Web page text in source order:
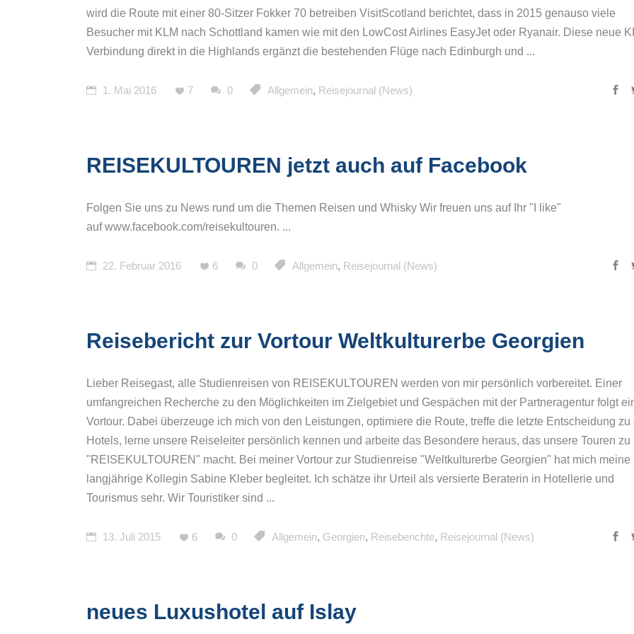
wird die Route mit einer 80-Sitzer Fokker 70 betreiben VisitScotland berichtet, dass in 2015 genauso viele
Besucher mit KLM nach Schottland kamen wie mit den LowCost Airlines EasyJet oder Ryanair. Diese neue
Verbindung direkt in die Highlands ergänzt die bestehenden Flüge nach Edinburgh und
1. Mai 2016 7 0 Allgemein, Reisejournal (News)
REISEKULTOUREN jetzt auch auf Facebook
Folgen Sie uns zu News rund um die Themen Reisen und Whisky Wir freuen uns auf Ihr "I like"
auf www.facebook.com/reisekultouren.
22. Februar 2016 6 0 Allgemein, Reisejournal (News)
Reisebericht zur Vortour Weltkulturerbe Georgien
Lieber Reisegast, alle Studienreisen von REISEKULTOUREN werden von mir persönlich vorbereitet. Einer
umfangreichen Recherche zu den Möglichkeiten im Zielgebiet und Gespächen mit der Partneragentur folgt
Vortour. Dabei überzeuge ich mich von den Leistungen, optimiere die Route, treffe die letzte Entscheidung zu
Hotels, lerne unsere Reiseleiter persönlich kennen und arbeite das Besondere heraus, das unsere Touren zu
"REISEKULTOUREN" macht. Bei meiner Vortour zur Studienreise "Weltkulturerbe Georgien" hat mich meine
langjährige Kollegin Sabine Kleber begleitet. Ich schätze ihr Urteil als versierte Beraterin in Hotellerie und
Tourismus sehr. Wir Touristiker sind
13. Juli 2015 6 0 Allgemein, Georgien, Reiseberichte, Reisejournal (News)
neues Luxushotel auf Islay